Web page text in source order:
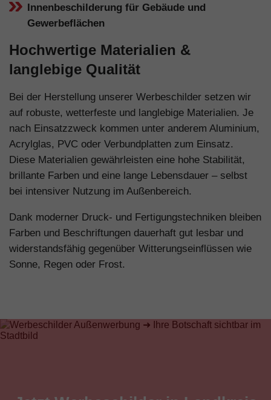
Innenbeschilderung für Gebäude und
Gewerbeflächen
Hochwertige Materialien &
langlebige Qualität
Bei der Herstellung unserer Werbeschilder setzen wir
auf robuste, wetterfeste und langlebige Materialien. Je
nach Einsatzzweck kommen unter anderem Aluminium,
Acrylglas, PVC oder Verbundplatten zum Einsatz.
Diese Materialien gewährleisten eine hohe Stabilität,
brillante Farben und eine lange Lebensdauer – selbst
bei intensiver Nutzung im Außenbereich.
Dank moderner Druck- und Fertigungstechniken bleiben
Farben und Beschriftungen dauerhaft gut lesbar und
widerstandsfähig gegenüber Witterungseinflüssen wie
Sonne, Regen oder Frost.